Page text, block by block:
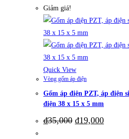
Giảm giá!
Quick View
Vòng gốm áp điện
Gốm áp điện PZT, áp điện
điện 38 x 15 x 5 mm
₫35,000 Giá
gốc
₫19,000Giá
hiện